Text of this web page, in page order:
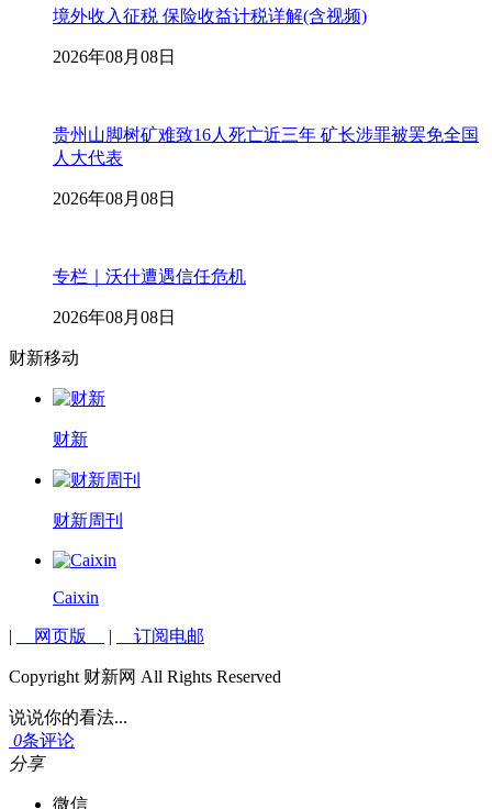
境外收入征税 保险收益计税详解(含视频)
2026年08月08日
贵州山脚树矿难致16人死亡近三年 矿长涉罪被罢免全国
人大代表
2026年08月08日
专栏｜沃什遭遇信任危机
2026年08月08日
财新移动
财新
财新周刊
Caixin
| 网页版 | 订阅电邮
Copyright 财新网 All Rights Reserved
说说你的看法...
0条评论
分享
微信